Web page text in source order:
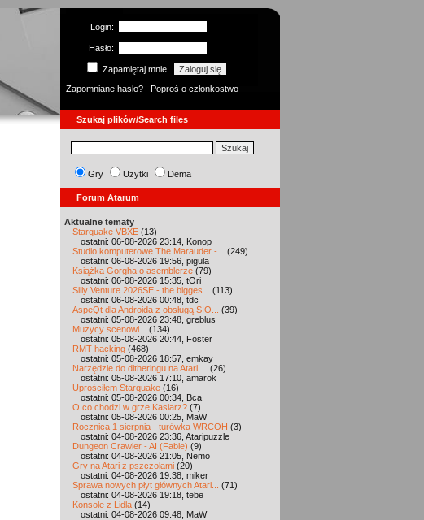
Login:
Hasło:
Zapamiętaj mnie
Zapomniane hasło?
Poproś o członkostwo
Szukaj plików/Search files
Gry Użytki Dema
Forum Atarum
Aktualne tematy
Starquake VBXE (13)
ostatni: 06-08-2026 23:14, Konop
Studio komputerowe The Marauder -...
(249)
ostatni: 06-08-2026 19:56, pigula
Książka Gorgha o asemblerze (79)
ostatni: 06-08-2026 15:35, tOri
Silly Venture 2026SE - the bigges...
(113)
ostatni: 06-08-2026 00:48, tdc
AspeQt dla Androida z obsługą SIO...
(39)
ostatni: 05-08-2026 23:48, greblus
Muzycy scenowi...
(134)
ostatni: 05-08-2026 20:44, Foster
RMT hacking (468)
ostatni: 05-08-2026 18:57, emkay
Narzędzie do ditheringu na Atari ...
(26)
ostatni: 05-08-2026 17:10, amarok
Uprościłem Starquake (16)
ostatni: 05-08-2026 00:34, Bca
O co chodzi w grze Kasiarz? (7)
ostatni: 05-08-2026 00:25, MaW
Rocznica 1 sierpnia - turówka WRCOH (3)
ostatni: 04-08-2026 23:36, Ataripuzzle
Dungeon Crawler - AI (Fable) (9)
ostatni: 04-08-2026 21:05, Nemo
Gry na Atari z pszczołami (20)
ostatni: 04-08-2026 19:38, miker
Sprawa nowych płyt głównych Atari...
(71)
ostatni: 04-08-2026 19:18, tebe
Konsole z Lidla (14)
ostatni: 04-08-2026 09:48, MaW